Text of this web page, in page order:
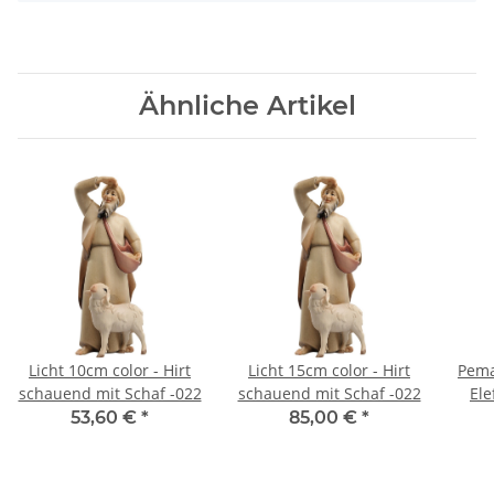
Ähnliche Artikel
Licht 10cm color - Hirt
schauend mit Schaf -022
53,60 € *
Licht 15cm color - Hirt
schauend mit Schaf -022
85,00 € *